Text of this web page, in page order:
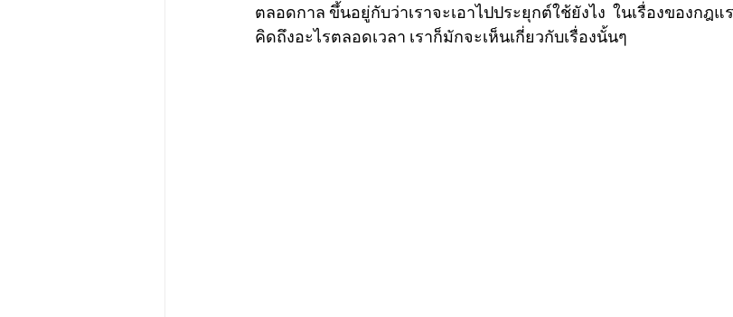
ตลอดกาล ขึ้นอยู่กับว่าเราจะเอาไปประยุกต์ใช้ยังไง  ในเรื่องของกฎแ
คิดถึงอะไรตลอดเวลา เราก็มักจะเห็นเกี่ยวกับเรื่องนั้นๆ